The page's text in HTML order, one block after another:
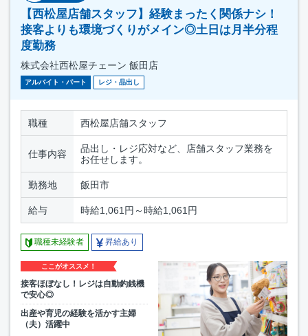
【西松屋店舗スタッフ】経験まったく関係ナシ！
接客よりも環境づくりがメイン◎土日は月半分程
度勤務
株式会社西松屋チェーン 飯田店
アルバイト・パート レジ・品出し
職種 西松屋店舗スタッフ
仕事内容
品出し・レジ応対など、店舗スタッフ業務を
お任せします。
勤務地 飯田市
給与 時給1,061円～時給1,061円
職種未経験者 昇給あり
ここがオススメ！
接客ほぼなし！レジは自動釣銭機
で安心◎
出産や育児の経験を活かす主婦
（夫）活躍中